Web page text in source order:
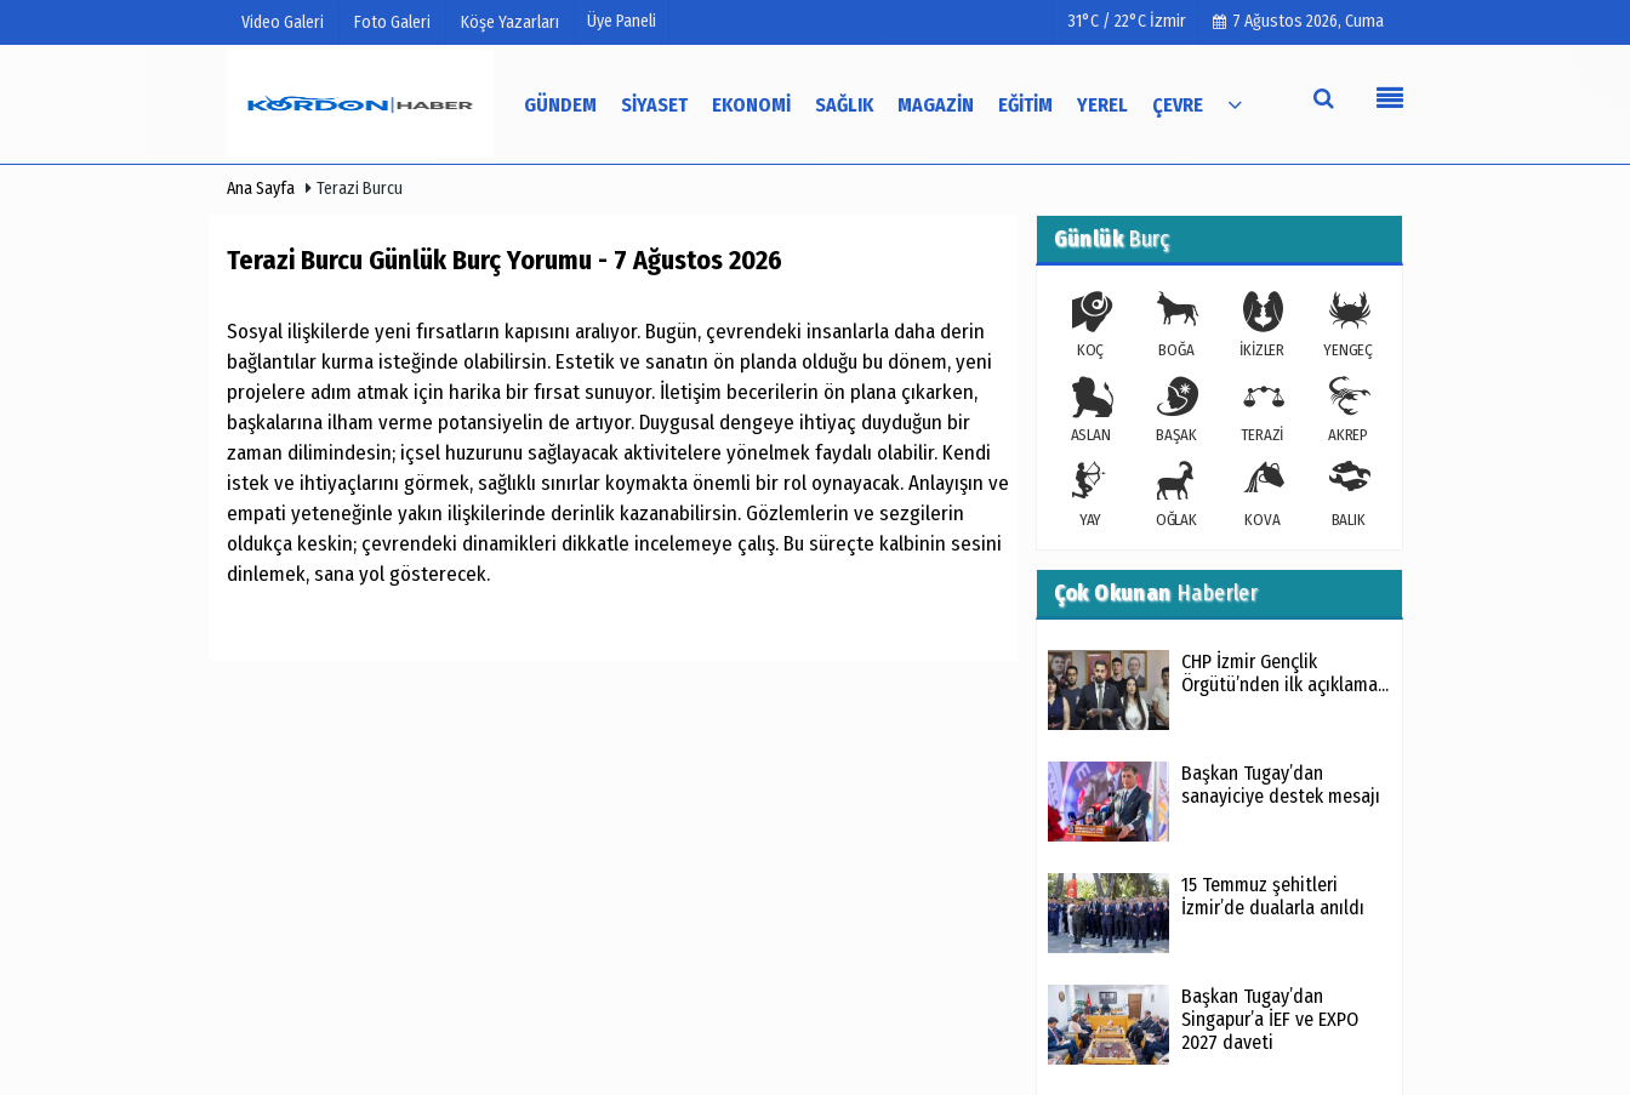
Video Galeri Foto Galeri Köşe Yazarları Üye Paneli 31°C / 22°C İzmir 7 Ağustos 2026, Cuma
GÜNDEM SIYASET EKONOMI SAĞLIK MAGAZIN EĞITIM YEREL ÇEVRE
Çerez Politikası
Gizlilik İlkeleri
Ana Sayfa Terazi Burcu
Terazi Burcu Günlük Burç Yorumu - 7 Ağustos 2026
Sosyal ilişkilerde yeni fırsatların kapısını aralıyor. Bugün, çevrendeki insanlarla daha derin
bağlantılar kurma isteğinde olabilirsin. Estetik ve sanatın ön planda olduğu bu dönem, yeni
projelere adım atmak için harika bir fırsat sunuyor. İletişim becerilerin ön plana çıkarken,
başkalarına ilham verme potansiyelin de artıyor. Duygusal dengeye ihtiyaç duyduğun bir
zaman dilimindesin; içsel huzurunu sağlayacak aktivitelere yönelmek faydalı olabilir. Kendi
istek ve ihtiyaçlarını görmek, sağlıklı sınırlar koymakta önemli bir rol oynayacak. Anlayışın ve
empati yeteneğinle yakın ilişkilerinde derinlik kazanabilirsin. Gözlemlerin ve sezgilerin
oldukça keskin; çevrendeki dinamikleri dikkatle incelemeye çalış. Bu süreçte kalbinin sesini
dinlemek, sana yol gösterecek.
GünlükBurç
KOÇ BOĞA İKİZLER YENGEÇ
ASLAN BAŞAK TERAZİ AKREP
YAY OĞLAK KOVA BALIK
Çok OkunanHaberler
CHP İzmir Gençlik
Örgütü’nden ilk açıklama...
Başkan Tugay’dan
sanayiciye destek mesajı
15 Temmuz şehitleri
İzmir’de dualarla anıldı
Başkan Tugay’dan
Singapur’a İEF ve EXPO
2027 daveti